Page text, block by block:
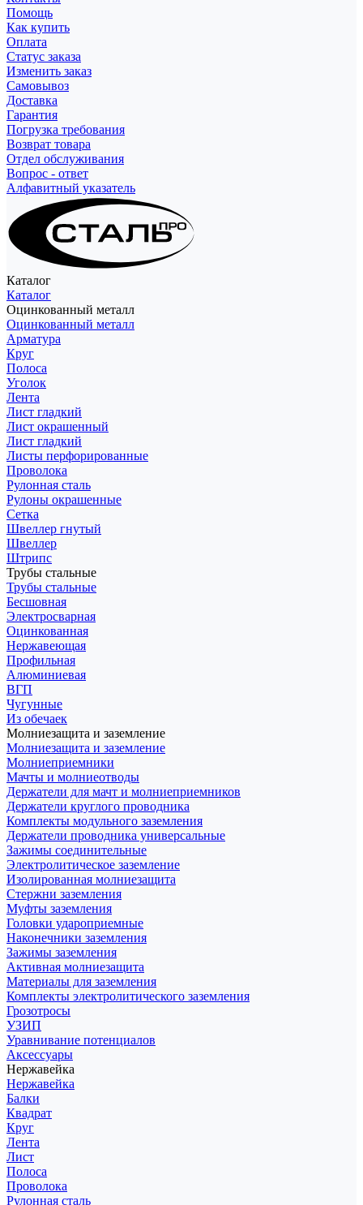
Помощь
Как купить
Оплата
Статус заказа
Изменить заказ
Самовывоз
Доставка
Гарантия
Погрузка требования
Возврат товара
Отдел обслуживания
Вопрос - ответ
Алфавитный указатель
Каталог
Каталог
Оцинкованный металл
Оцинкованный металл
Арматура
Круг
Полоса
Уголок
Лента
Лист гладкий
Лист окрашенный
Лист гладкий
Листы перфорированные
Проволока
Рулонная сталь
Рулоны окрашенные
Сетка
Швеллер гнутый
Швеллер
Штрипс
Трубы стальные
Трубы стальные
Бесшовная
Электросварная
Оцинкованная
Нержавеющая
Профильная
Алюминиевая
ВГП
Чугунные
Из обечаек
Молниезащита и заземление
Молниезащита и заземление
Молниеприемники
Мачты и молниеотводы
Держатели для мачт и молниеприемников
Держатели круглого проводника
Комплекты модульного заземления
Держатели проводника универсальные
Зажимы соединительные
Электролитическое заземление
Изолированная молниезащита
Стержни заземления
Муфты заземления
Головки удароприемные
Наконечники заземления
Зажимы заземления
Активная молниезащита
Материалы для заземления
Комплекты электролитического заземления
Грозотросы
УЗИП
Уравнивание потенциалов
Аксессуары
Нержавейка
Нержавейка
Балки
Квадрат
Круг
Лента
Лист
Полоса
Проволока
Рулонная сталь